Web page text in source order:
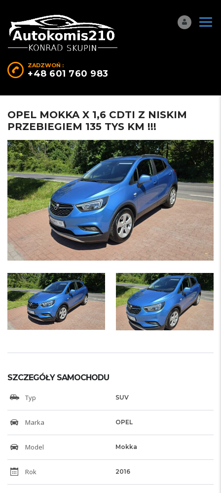
ZADZWOŃ :
+48 601 760 983
OPEL MOKKA X 1,6 CDTI Z NISKIM
PRZEBIEGIEM 135 TYS KM !!!
SZCZEGÓŁY SAMOCHODU
Typ SUV
Marka OPEL
Model Mokka
Rok 2016